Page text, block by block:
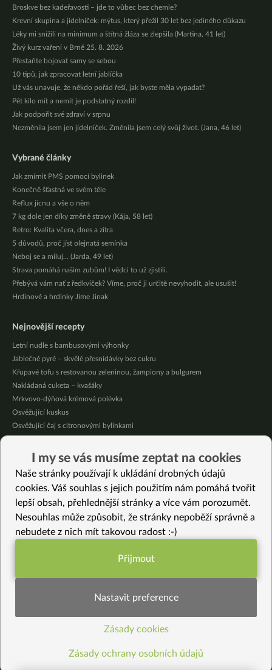
Broskve bez kadeřavosti – jde to vůbec bez chemie?
Krevní skupina a jídelníček: mýtus, který přežil 30 let bez jediného důkazu
Léky mi snížili na minimum a štítná žláza se zlepšila (Martina, 41 let)
Živý kurz vaření v Brně 25. 8. 2026
Přestaňte bojovat samy se sebou
10 tipů, jak zpracovat letní jablíčka
Už vás unavuje, že někdo pořád řeší, jak byste měla vypadat?
Pět kilo mít a nemít je podstatný rozdíl!
Jak podpořit své zdraví v srpnu
Nezměnila jsem jen jídelníček. Změnila jsem celý svůj život. (Jana, 46 let)
Vybrané články
Jak zmírnit PMS pomocí bylinek
Konečně šťastná ve svém těle
Reflux jícnu a vše o něm
7 kg dole jen díky změně stravy (Kája, 58 let)
Retro: Kvalita včera, dnes a zítra
5 důvodů, proč jíst olejnatá semínka
Neboj se a miluj… (Jarda, 49 let)
Strava pomáhá našim zubům! I vědci to už zjistili.
Přebývá vám nať z ředkviček? Víme, proč ji určitě nevyhodit, ale usušit!
Hrdinové a hrdinky Jíme Jinak
Nejnovější recepty
Letní nudle s bambusovými výhonky
Jablečné pyré – skvělé přesnídávky bez cukru
Křupavé tofu s restovanou zeleninou, žampiony a bulgurem
Nakládaná cuketa – kvašáky
Mrkvovo-dýňová krémová polévka
Osvěžující kuskus
Osvěžující čaj s citronovými bylinkami
Čokoládové muffiny s mangovým krémem
Meruňky a jablka v citrónovém želé
Kmínové bezlepkové krekry
Matcha bezlepkový krém
Jarní směs s cizrnou
Zeleninová HIT polévka s kurkumou
a vajec)
Cappelletti s tuřínem a omáčkou citronette
Arašídové máslo (buráková pomazánka)
I my se vás musíme zeptat na cookies
Naše stránky používají k ukládání drobných údajů
cookies. Váš souhlas s jejich použitím nám pomáhá tvořit
lepší obsah, přehlednější stránky a více vám porozumět.
Nesouhlas může způsobit, že stránky nepoběží správně a
nebudete z nich mít takovou radost :-)
Funkční nastavení potřebujeme (vždy
Statistiky pro lepší obsah
Přijmout
Nastavit preference
Zásady cookies
Zásady ochrany osobních údajů